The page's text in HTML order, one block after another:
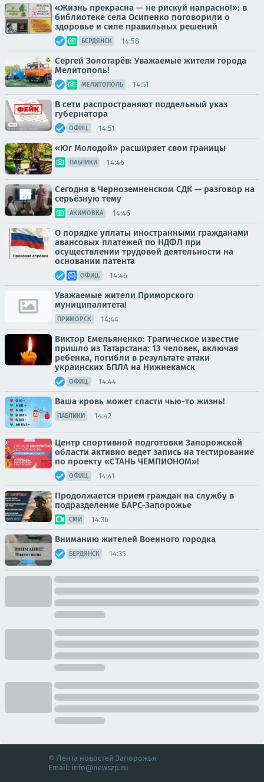
«Жизнь прекрасна — не рискуй напрасно!»: в
библиотеке села Осипенко поговорили о
здоровье и силе правильных решений
БЕРДЯНСК 14:58
Сергей Золотарёв: Уважаемые жители города
Мелитополь!
МЕЛИТОПОЛЬ 14:51
В сети распространяют поддельный указ
губернатора
ОФИЦ. 14:51
«Юг Молодой» расширяет свои границы
ПАБЛИКИ 14:46
Сегодня в Черноземненском СДК — разговор на
серьёзную тему
АКИМОВКА 14:46
О порядке уплаты иностранными гражданами
авансовых платежей по НДФЛ при
осуществлении трудовой деятельности на
основании патента
ОФИЦ. 14:46
Уважаемые жители Приморского
муниципалитета!
ПРИМОРСК 14:44
Виктор Емельяненко: Трагическое известие
пришло из Татарстана: 13 человек, включая
ребенка, погибли в результате атаки
украинских БПЛА на Нижнекамск
ОФИЦ. 14:44
Ваша кровь может спасти чью-то жизнь!
ПАБЛИКИ 14:42
Центр спортивной подготовки Запорожской
области активно ведет запись на тестирование
по проекту «СТАНЬ ЧЕМПИОНОМ»!
ОФИЦ. 14:41
Продолжается прием граждан на службу в
подразделение БАРС-Запорожье
СМИ 14:36
Вниманию жителей Военного городка
БЕРДЯНСК 14:35
© Лента новостей Запорожья
Email: info@newszp.ru